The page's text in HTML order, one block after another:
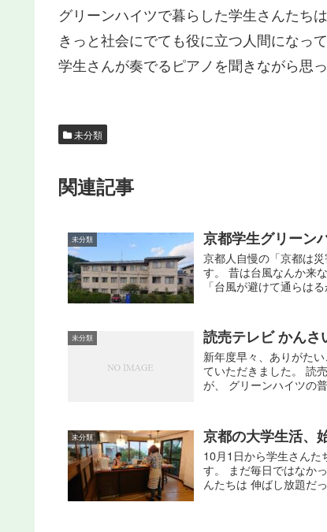
グリーンハイツで暮らした学生さんたちは
きっと社会にでても役に立つ人間になっ
学生さんが奏でるピアノを聞きながら思っ
未分類
関連記事
未分類 京都学生グリーン
京都人自慢の「京都は
す。 昔は台風なんか来
「台風が避けて通らは
未分類 読売テレビ かん
新年度早々、ありがた
ていただきました。 読
が、 グリーンハイツの
未分類 京都の大学生活、
10月1日から学生さんた
す。 まだ毎日ではなか
んたちは 伸ばし放題だ